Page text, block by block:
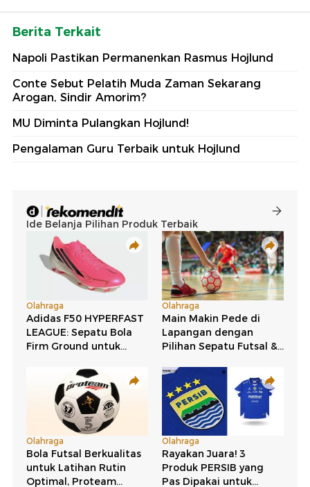
Berita Terkait
Napoli Pastikan Permanenkan Rasmus Hojlund
Conte Sebut Pelatih Muda Zaman Sekarang
Arogan, Sindir Amorim?
MU Diminta Pulangkan Hojlund!
Pengalaman Guru Terbaik untuk Hojlund